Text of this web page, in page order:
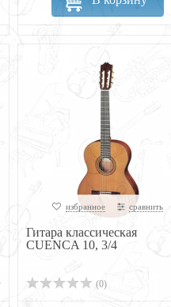
избранное сравнить
Гитара классическая
CUENCA 10, 3/4
(0)